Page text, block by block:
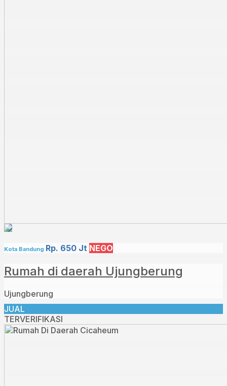
Kota Bandung Rp. 650 Jt NEGO
Rumah di daerah Ujungberung
Ujungberung
JUAL
TERVERIFIKASI